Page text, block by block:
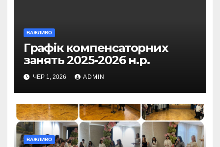
ВАЖЛИВО
Графік компенсаторних
занять 2025-2026 н.р.
ЧЕР 1, 2026 ADMIN
ВАЖЛИВО